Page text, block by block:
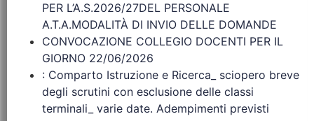
PER L’A.S.2026/27DEL PERSONALE
A.T.A.MODALITÀ DI INVIO DELLE DOMANDE
CONVOCAZIONE COLLEGIO DOCENTI PER IL
GIORNO 22/06/2026
: Comparto Istruzione e Ricerca_ sciopero breve
degli scrutini con esclusione delle classi
terminali_ varie date. Adempimenti previsti